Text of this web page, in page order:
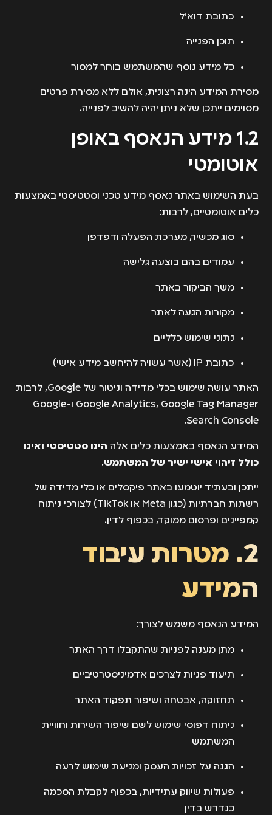
כתובת דוא״ל
תוכן הפנייה
כל מידע נוסף שהמשתמש בוחר למסור
מסירת המידע הינה רצונית, אולם ללא מסירת פרטים
מסוימים ייתכן שלא ניתן יהיה להשיב לפנייה.
1.2 מידע הנאסף באופן
אוטומטי
בעת השימוש באתר נאסף מידע טכני וסטטיסטי באמצעות
כלים אוטומטיים, לרבות:
סוג מכשיר, מערכת הפעלה ודפדפן
עמודים בהם בוצעה גלישה
משך הביקור באתר
מקורות הגעה לאתר
נתוני שימוש כלליים
כתובת IP (אשר עשויה להיחשב מידע אישי)
האתר עושה שימוש בכלי מדידה וניטור של Google, לרבות
Google Analytics, Google Tag Manager ו-Google
Search Console.
המידע הנאסף באמצעות כלים אלה הינו סטטיסטי ואינו
כולל זיהוי אישי ישיר של המשתמש.
ייתכן ובעתיד יוטמעו באתר פיקסלים או כלי מדידה של
רשתות חברתיות (כגון Meta או TikTok) לצורכי ניתוח
קמפיינים ופרסום ממוקד, בכפוף לדין.
2. מטרות עיבוד
המידע
המידע הנאסף משמש לצורך:
מתן מענה לפניות שהתקבלו דרך האתר
תיעוד פניות לצרכים אדמיניסטרטיביים
תחזוקה, אבטחה ושיפור תפקוד האתר
ניתוח דפוסי שימוש לשם שיפור השירות וחוויית
המשתמש
הגנה על זכויות העסק ומניעת שימוש לרעה
פעולות שיווק עתידיות, בכפוף לקבלת הסכמה
כנדרש בדין